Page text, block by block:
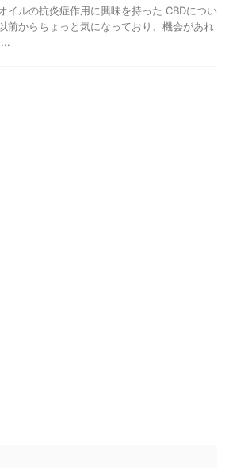
イルの抗炎症作用に興味を持った CBDについ
前からちょっと気になっており、機会があれ